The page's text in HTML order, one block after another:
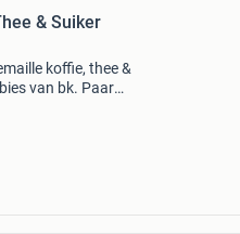
& Suiker
koffie, thee &
van bk. Paar